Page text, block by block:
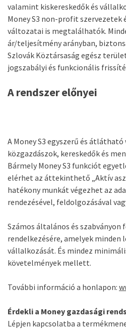
valamint kiskereskedők és
Money S3 non-profit szervezetek
változatai is megtalálhatók.
ár/teljesítmény arányban,
Szlovák Köztársaság egész
jogszabályi és funkcionális
A rendszer előnyei
A Money S3 egyszerű és
közgazdászok, kereskedők és
Bármely Money S3 funkciót
elérhet az áttekinthető „Aktív
hatékony munkát végezhet az
rendezésével, feldolgozásával
Számos általános és szabványon
rendelkezésére, amelyek
vállalkozását. És mindez
követelmények mellett.
További információ a honlapon:
Érdekli a Money gazdasági
Lépjen kapcsolatba a